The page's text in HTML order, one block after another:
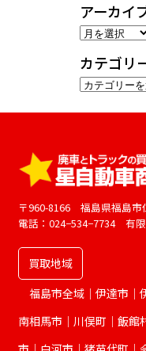
アーカイ
ア
カ
イ
ブ
カテゴリ
カ
ー
〒960-8166 福島県福島市
電話：024−534−7734 有
買取地域
福島市全域｜伊達市｜
南相馬市｜川俣町｜飯館